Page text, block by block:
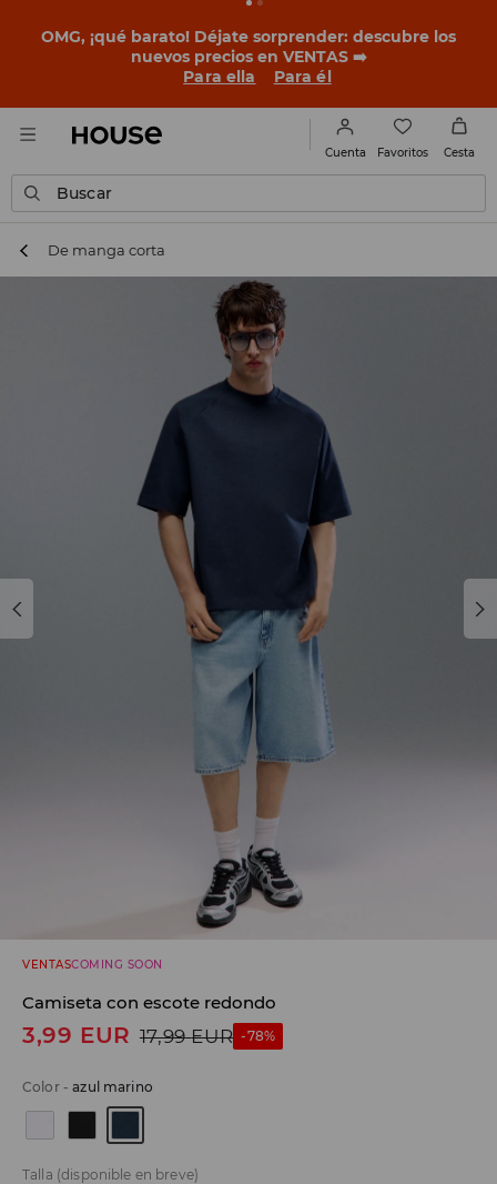
BACK TO SCHOOL📒Las mejores historias empiezan
antes del primer timbre. Empieza el curso con un look
nuevo!
Para ella
Para él
Cuenta Favoritos Cesta
Buscar
De manga corta
VENTASCOMING SOON
Camiseta con escote redondo
3,99 EUR 17,99 EUR -78%
Color-azul marino
Talla (disponible en breve)